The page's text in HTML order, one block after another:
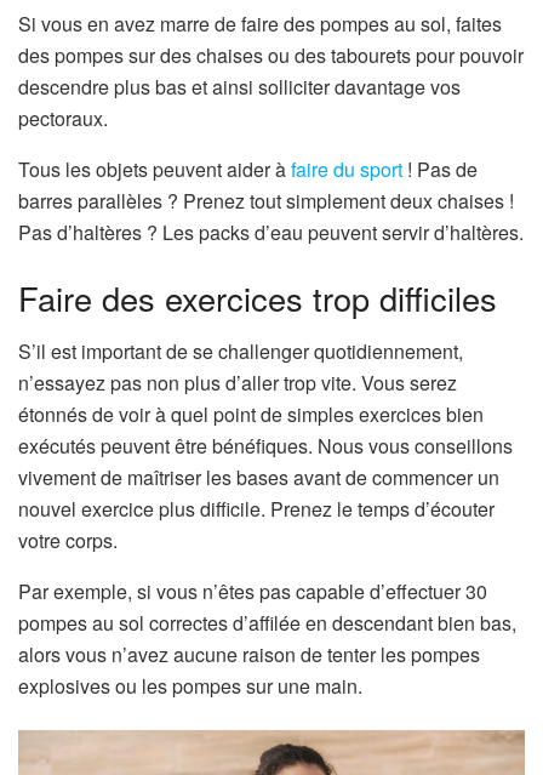
Si vous en avez marre de faire des pompes au sol, faites
des pompes sur des chaises ou des tabourets pour pouvoir
descendre plus bas et ainsi solliciter davantage vos
pectoraux.
Tous les objets peuvent aider àfaire du sport ! Pas de
barres parallèles ? Prenez tout simplement deux chaises !
Pas d’haltères ? Les packs d’eau peuvent servir d’haltères.
Faire des exercices trop difficiles
S’il est important de se challenger quotidiennement,
n’essayez pas non plus d’aller trop vite. Vous serez
étonnés de voir à quel point de simples exercices bien
exécutés peuvent être bénéfiques. Nous vous conseillons
vivement de maîtriser les bases avant de commencer un
nouvel exercice plus difficile. Prenez le temps d’écouter
votre corps.
Par exemple, si vous n’êtes pas capable d’effectuer 30
pompes au sol correctes d’affilée en descendant bien bas,
alors vous n’avez aucune raison de tenter les pompes
explosives ou les pompes sur une main.